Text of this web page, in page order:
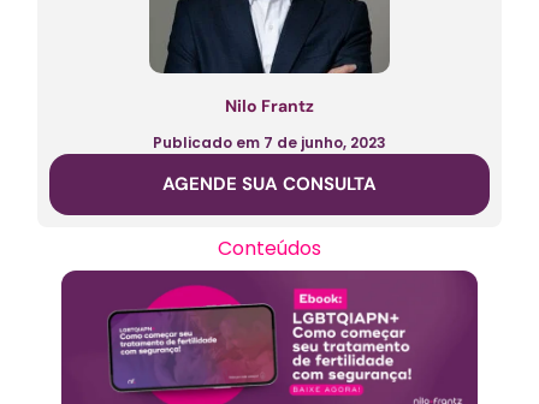
Nilo Frantz
Publicado em 7 de junho, 2023
AGENDE SUA CONSULTA
Conteúdos